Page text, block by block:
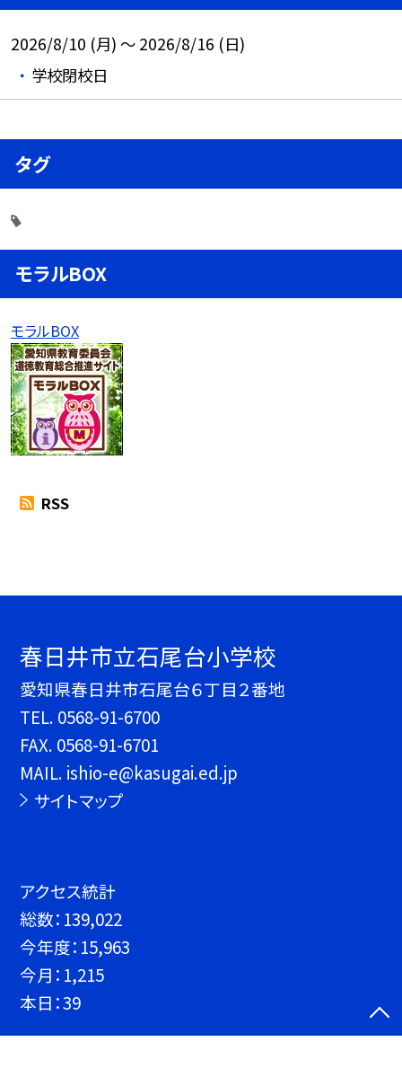
2026/8/10 (月) ～ 2026/8/16 (日)
学校閉校日
タグ
モラルBOX
モラルBOX
RSS
春日井市立石尾台小学校
愛知県春日井市石尾台６丁目２番地
TEL. 0568-91-6700
FAX. 0568-91-6701
MAIL. ishio-e@kasugai.ed.jp
サイトマップ
アクセス統計
総数： 139,022
今年度： 15,963
今月： 1,215
本日：39